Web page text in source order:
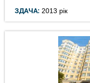
ЗДАЧА: 2013 рік